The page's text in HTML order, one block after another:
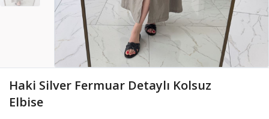
Haki Silver Fermuar Detaylı Kolsuz
Elbise